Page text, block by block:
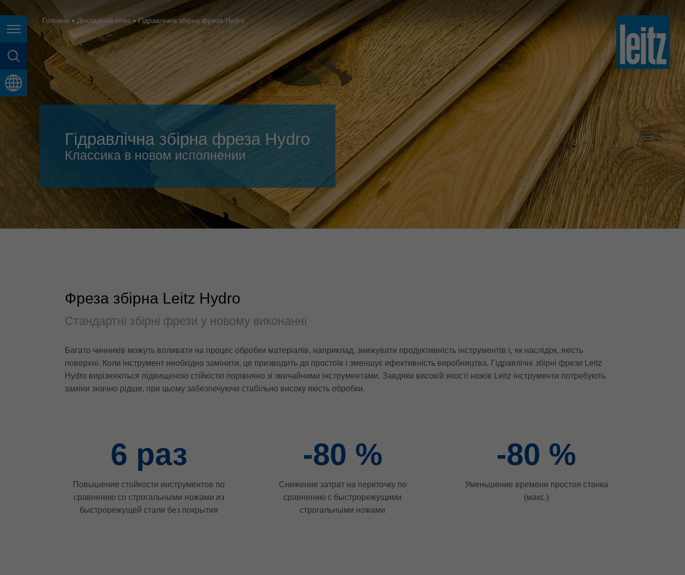
Page navigation
page search
language
France français
Great Britain english
Italia italiano
english
Japan (日本) 日本語
Magyarország magyar
Malaysia
México
Suomi english
Taiwan english
Türkiye türkçe
USA english
Việt Nam tiếng việt
中国 中文
ประเทศไทย
Україна yкраїнська
Головна Докладний опис Гідравлічна збірна фреза Hydro
Гідравлічна збірна фреза Hydro
Классика в новом исполнении
Фреза збірна Leitz Hydro
Стандартні збірні фрези у новому виконанні
Багато чинників можуть впливати на процес обробки матеріалів, наприклад, знижувати продуктивність інструментів і, як наслідок, якість
поверхні. Коли інструмент необхідно замінити, це призводить до простоїв і зменшує ефективність виробництва. Гідравлічні збірні фрези Leitz
Hydro вирізняються підвищеною стійкістю порівняно зі звичайними інструментами. Завдяки високій якості ножів Leitz інструменти потребують
заміни значно рідше, при цьому забезпечуючи стабільно високу якість обробки.
6 раз
Повышение стойкости инструментов по
сравнению со строгальными ножами из
быстрорежущей стали без покрытия
-80 %
Снижение затрат на переточку по
сравнению с быстрорежущими
строгальными ножами
-80 %
Уменьшение времени простоя станка
(макс.)